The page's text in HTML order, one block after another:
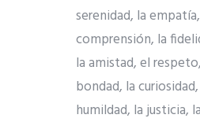
serenidad, la
comprensión, la
la amistad, el
bondad, la
humildad, la justicia,